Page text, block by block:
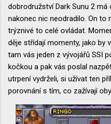
dobrodružství Dark Sunu 2
nakonec nic neodradilo. On to
trýznivé to celé ovládat.
děje střídají momenty, jako by
tam vás jeden z vývojářů SSI
kočkou a pak vás poslal
utrpení vydrželi, si užívat ten
porovnání s tím, co zažívají